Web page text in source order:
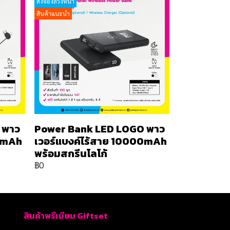
าว
สินค้าแนะนำ
Power Bank LED LOGO พาว
เวอร์แบงค์ไร้สาย 10000mAh
พร้อมสกรีนโลโก้
฿0
สินค้าพรีเมียม Giftset